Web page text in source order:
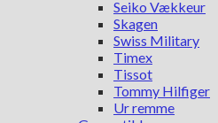
Seiko Vækkeur
Skagen
Swiss Military
Timex
Tissot
Tommy Hilfiger
Ur remme